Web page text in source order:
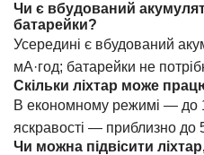
Чи є вбудований
батарейки?
Усередині є вбудований
мА·год; батарейки не
Скільки ліхтар може
В економному режимі — до
яскравості — приблизно до
Чи можна підвісити